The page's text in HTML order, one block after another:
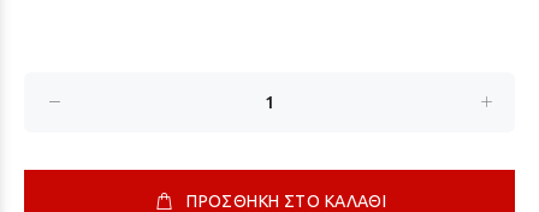
ΠΡΟΣΘΗΚΗ ΣΤΟ ΚΑΛΑΘΙ